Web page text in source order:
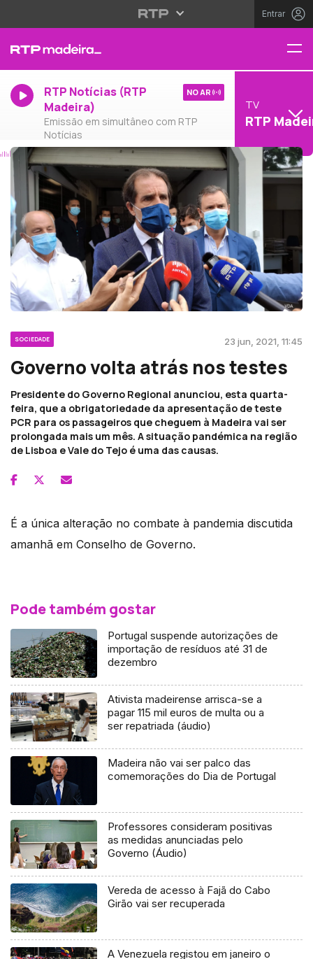
Entrar
RTP Notícias (RTP
Madeira)
Emissão em simultâneo com RTP
Notícias
NO AR
TV
RTP
SOCIEDADE 23 jun, 2021, 11:45
Governo volta atrás nos testes
Presidente do Governo Regional anunciou, esta quarta-
feira, que a obrigatoriedade da apresentação de teste
PCR para os passageiros que cheguem à Madeira vai ser
prolongada mais um mês. A situação pandémica na região
de Lisboa e Vale do Tejo é uma das causas.
É a única alteração no combate à pandemia discutida
amanhã em Conselho de Governo.
Pode também gostar
Portugal suspende autorizações de
importação de resíduos até 31 de
dezembro
Ativista madeirense arrisca-se a
pagar 115 mil euros de multa ou a
ser repatriada (áudio)
Madeira não vai ser palco das
comemorações do Dia de Portugal
Professores consideram positivas
as medidas anunciadas pelo
Governo (Áudio)
Vereda de acesso à Fajã do Cabo
Girão vai ser recuperada
A Venezuela registou em janeiro o